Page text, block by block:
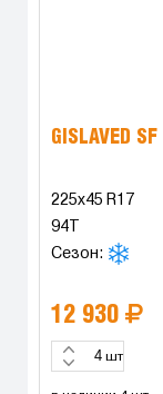
GISLAVED
225x45 R17
94T
Сезон:
12 930
шт